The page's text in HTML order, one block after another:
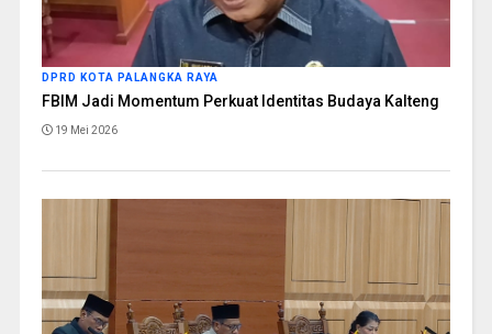
DPRD KOTA PALANGKA RAYA
FBIM Jadi Momentum Perkuat Identitas Budaya Kalteng
19 Mei 2026